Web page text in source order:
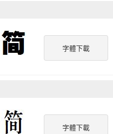
字體下載
字體下載